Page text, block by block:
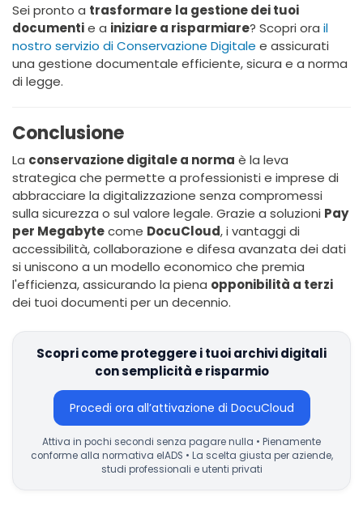
Sei pronto a trasformare la gestione dei tuoi
documentie a iniziare a risparmiare? Scopri ora il
nostro servizio di Conservazione Digitale e assicurati
una gestione documentale efficiente, sicura e a norma
di legge.
Conclusione
La conservazione digitale a norma è la leva
strategica che permette a professionisti e imprese di
abbracciare la digitalizzazione senza compromessi
sulla sicurezza o sul valore legale. Grazie a soluzioni Pay
per Megabytecome DocuCloud, i vantaggi di
accessibilità, collaborazione e difesa avanzata dei dati
si uniscono a un modello economico che premia
l'efficienza, assicurando la piena opponibilità a terzi
dei tuoi documenti per un decennio.
Scopri come proteggere i tuoi archivi digitali
con semplicità e risparmio
Procedi ora all’attivazione di DocuCloud
Attiva in pochi secondi senza pagare nulla • Pienamente
conforme alla normativa eIADS • La scelta giusta per aziende,
studi professionali e utenti privati